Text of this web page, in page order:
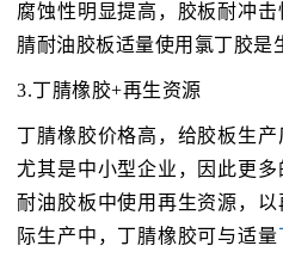
腐蚀性明显提高，胶板耐冲
腈耐油胶板适量使用氯丁胶是
3.丁腈橡胶+再生资源
丁腈橡胶价格高，给胶板生产
尤其是中小型企业，因此更
耐油胶板中使用再生资源，
际生产中，丁腈橡胶可与适量